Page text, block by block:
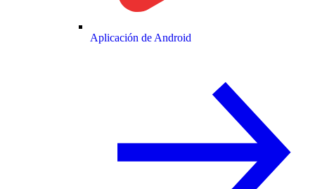
Aplicación de Android